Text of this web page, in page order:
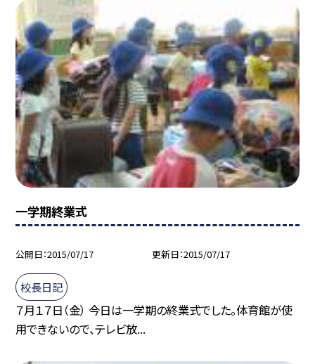
一学期終業式
公開日 2015/07/17 更新日 2015/07/17
校長日記
７月１７日（金） 今日は一学期の終業式でした。体育館が使
用できないので、テレビ放...